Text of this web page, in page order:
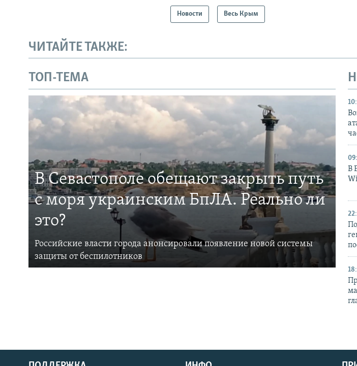
Новости Весь Крым
ЧИТАЙТЕ ТАКЖЕ:
ТОП-ТЕМА
В Севастополе обещают закрыть путь
с моря украинским БпЛА. Реально ли
это?
Российские власти города анонсировали появление новой системы
защиты от беспилотников
В